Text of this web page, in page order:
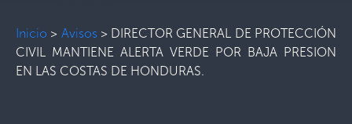
Inicio > Avisos> DIRECTOR GENERAL DE PROTECCIÓN
CIVIL MANTIENE ALERTA VERDE POR BAJA PRESION
EN LAS COSTAS DE HONDURAS.